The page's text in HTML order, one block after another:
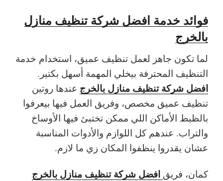
فوائد خدمة افضل شركة تنظيف منازل
بالخرج
لما تكون جاهز لعمل تنظيف عميق، استخدام خدمة
التنظيف المحترفة بيخلي المهمة أسهل بكتير.
افضل شركة تنظيف منازل بالخرج عندها روتين
تنظيف عميق مخصص، وفريق العمل فيها بيعرفوا
بالظبط الأماكن اللي ممكن تختبئ فيها الأوساخ
والتراب. عندهم كل اللوازم والأدوات المناسبة
عشان يقدروا ينظفوا المكان زي ما لازم.
كمان، فريق افضل شركة تنظيف منازل بالخرج